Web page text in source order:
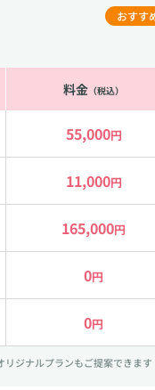
おすす
料金 （税込）
55,000円
11,000円
165,000円
0円
0円
ジナルプランもご提案できます